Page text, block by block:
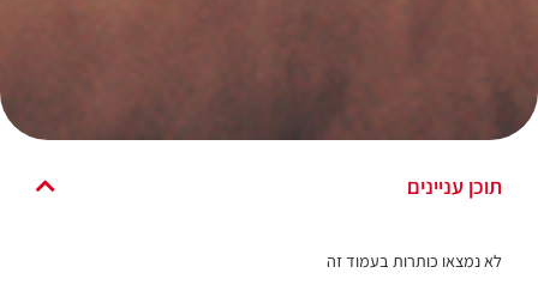
תוכן עניינים
לא נמצאו כותרות בעמוד זה